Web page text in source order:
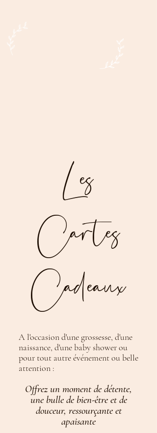
Les
Cartes
Cadeaux
A l'occasion d'une grossesse, d'une
naissance, d'une baby shower ou
pour tout autre événement ou belle
attention :
Offrez un moment de détente,
une bulle de bien-être et de
douceur, ressourçanteet
apaisante